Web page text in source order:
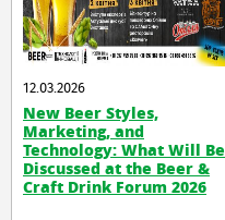
12.03.2026
New Beer Styles,
Marketing, and
Technology: What Will Be
Discussed at the Beer &
Craft Drink Forum 2026